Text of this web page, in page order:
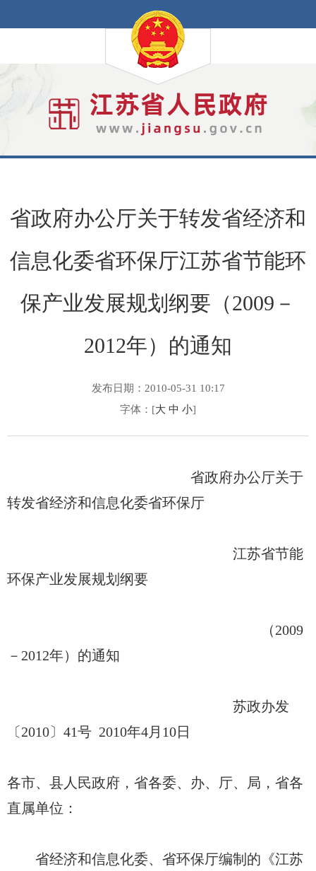
省政府办公厅关于转发省经济和
信息化委省环保厅江苏省节能环
保产业发展规划纲要（2009－
2012年）的通知
发布日期：2010-05-31 10:17
字体：[大 中 小]
省政府办公厅关于
转发省经济和信息化委省环保厅
江苏省节能
环保产业发展规划纲要
（2009
－2012年）的通知
苏政办发
〔2010〕41号 2010年4月10日
各市、县人民政府，省各委、办、厅、局，省各
直属单位：
省经济和信息化委、省环保厅编制的《江苏